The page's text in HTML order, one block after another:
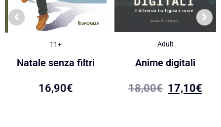
11+
Natale senza filtri
16,90€
Adult
Anime digitali
18,00€ 17,10€